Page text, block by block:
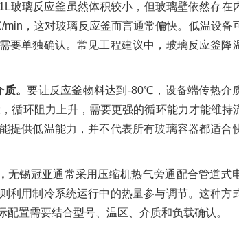
1L玻璃反应釜虽然体积较小，但玻璃壁依然存在
，这对玻璃反应釜而言通常偏快。低温设备
要单独确认。常见工程建议中，玻璃反应釜降
质。要让反应釜物料达到-80℃，设备端传热介
环阻力上升，需要更强的循环能力才能维持
提供低温能力，并不代表所有玻璃容器都适合
无锡冠亚通常采用压缩机热气旁通配合管道式
利用制冷系统运行中的热量参与调节。这种方
置需要结合型号、温区、介质和负载确认。